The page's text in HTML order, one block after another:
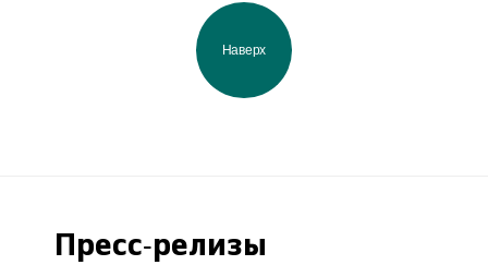
Наверх
Пресс-релизы